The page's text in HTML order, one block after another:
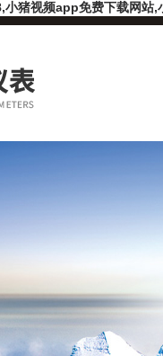
猪视频app免费下载网站